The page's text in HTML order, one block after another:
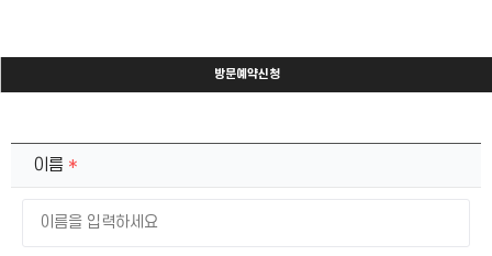
방문예약신청
이름 *